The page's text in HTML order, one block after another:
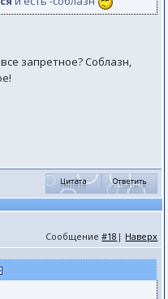
запретное? Соблазн,
Сообщение#18 | Наверх